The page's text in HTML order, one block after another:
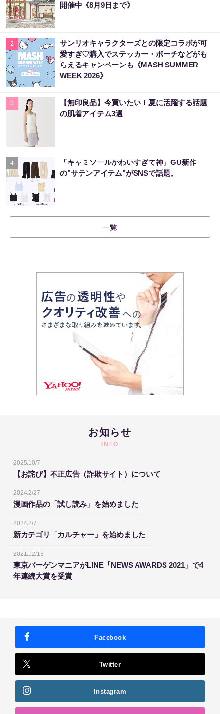
開催中《8月9日まで》
2
サンリオキャラクターズとの限定コラボが可
愛すぎ♡購入でステッカー・ポーチなどがも
らえるキャンペーンも《MASH SUMMER
WEEK 2026》
3
【無印良品】今買いたい！夏に活躍する話題
の肌着アイテム3選
4
「キャミソールかわいすぎて神」GU新作
の"サテンアイテム"がSNSで話題。
一覧
お知らせ
INFO
2025/10/7
【お詫び】不正広告（詐欺サイト）について
2024/2/27
漫画作品の「試し読み」を始めました
2024/2/7
新カテゴリ「カルチャー」を始めました
2021/12/13
東京バーゲンマニアがLINE「NEWS AWARDS 2021」で4
年連続大賞を受賞
Facebook
Twitter
Instagram